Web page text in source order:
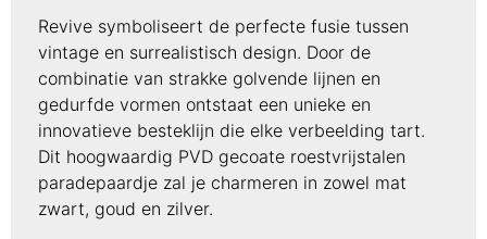
Revive symboliseert de perfecte fusie tussen
vintage en surrealistisch design. Door de
combinatie van strakke golvende lijnen en
gedurfde vormen ontstaat een unieke en
innovatieve besteklijn die elke verbeelding tart.
Dit hoogwaardig PVD gecoate roestvrijstalen
paradepaardje zal je charmeren in zowel mat
zwart, goud en zilver.